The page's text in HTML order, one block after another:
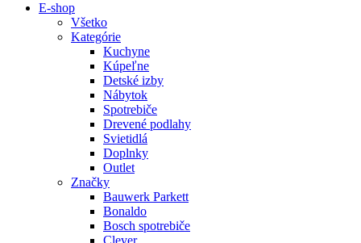
E-shop
Všetko
Kategórie
Kuchyne
Kúpeľne
Detské izby
Nábytok
Spotrebiče
Drevené podlahy
Svietidlá
Doplnky
Outlet
Značky
Bauwerk Parkett
Bonaldo
Bosch spotrebiče